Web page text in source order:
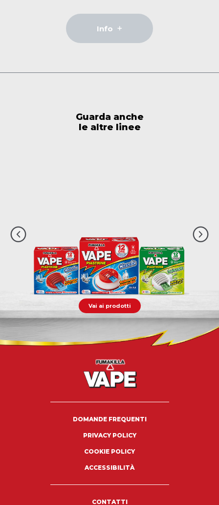
Info
Guarda anche
le altre linee
Vai ai prodotti
DOMANDE FREQUENTI
PRIVACY POLICY
COOKIE POLICY
ACCESSIBILITÀ
CONTATTI